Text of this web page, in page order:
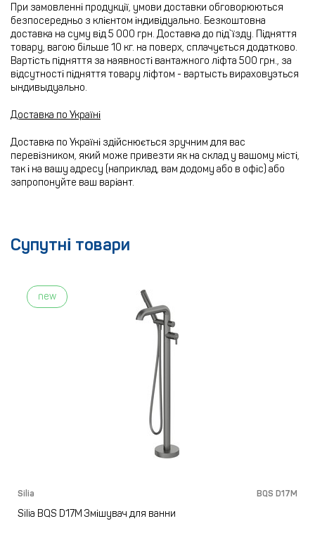
При замовленні продукції, умови доставки обговорюються
безпосередньо з клієнтом індивідуально. Безкоштовна
доставка на суму від 5 000 грн. Доставка до під`їзду. Підняття
товару, вагою більше 10 кг. на поверх, сплачується додатково.
Вартість підняття за наявності вантажного ліфта 500 грн., за
відсутності підняття товару ліфтом - вартысть вираховуэться
ындивыдуально.
Доставка по Україні
Доставка по Україні здійснюється зручним для вас
перевізником, який може привезти як на склад у вашому місті,
так і на вашу адресу (наприклад, вам додому або в офіс) або
запропонуйте ваш варіант.
Супутні товари
new
Silia BQS D17M
Silia BQS D17M Змішувач для ванни